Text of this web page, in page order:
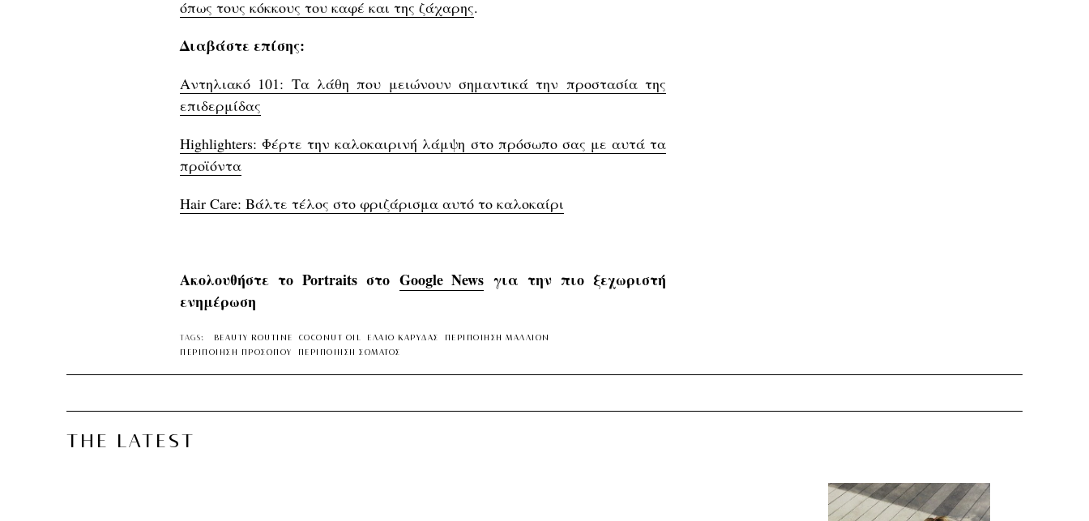
όπως τους κόκκους του καφέ και της ζάχαρης.
Διαβάστε επίσης:
Αντηλιακό 101: Τα λάθη που μειώνουν σημαντικά την προστασία της
επιδερμίδας
Highlighters: Φέρτε την καλοκαιρινή λάμψη στο πρόσωπο σας με αυτά τα
προϊόντα
Hair Care: Βάλτε τέλος στο φριζάρισμα αυτό το καλοκαίρι
Ακολουθήστε το Portraits στο Google News για την πιο ξεχωριστή
ενημέρωση
TAGS: BEAUTY ROUTINE COCONUT OIL ΕΛΑΙΟ ΚΑΡΥΔΑΣ
ΠΕΡΙΠΟΙΗΣΗ ΜΑΛΛΙΩΝ
ΠΕΡΙΠΟΙΗΣΗ ΠΡΟΣΩΠΟΥ
ΠΕΡΙΠΟΙΗΣΗ ΣΩΜΑΤΟΣ
THE LATEST